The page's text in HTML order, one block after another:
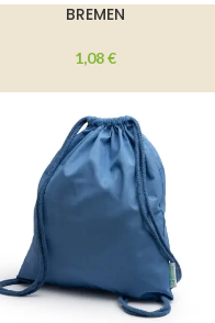
BREMEN
1,08€